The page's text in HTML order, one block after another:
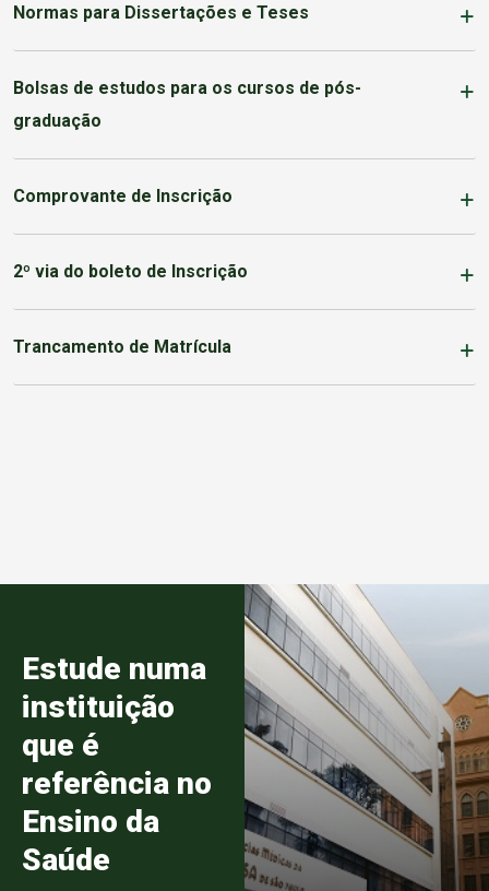
Normas para Dissertações e Teses
Bolsas de estudos para os cursos de pós-
graduação
Comprovante de Inscrição
2º via do boleto de Inscrição
Trancamento de Matrícula
Estude numa
instituição
que é
referência no
Ensino da
Saúde